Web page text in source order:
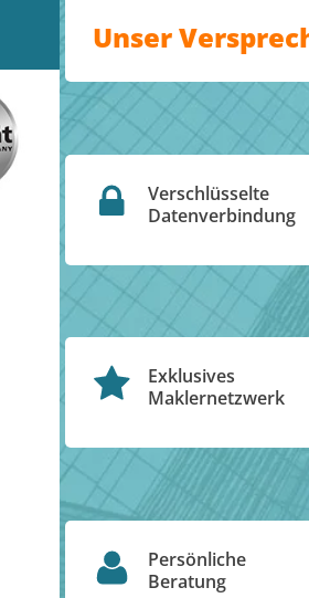
Unser
Verschlüsselte
Datenverbindung
Exklusives
Maklernetzwerk
Persönliche
Beratung